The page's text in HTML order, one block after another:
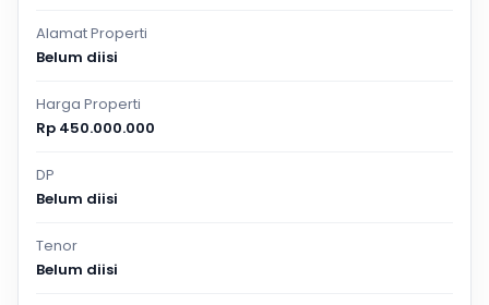
Alamat Properti
Belum diisi
Harga Properti
Rp 450.000.000
DP
Belum diisi
Tenor
Belum diisi